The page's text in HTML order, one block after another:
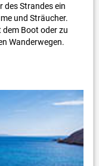
des Strandes ein
und Sträucher.
Boot oder zu
Wanderwegen.